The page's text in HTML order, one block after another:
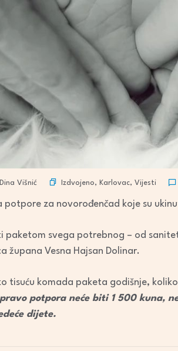
Dina Višnić Izdvojeno, Karlovac, Vijesti
potpore za novorođenčad koje su
paketom svega potrebnog – od
župana Vesna Hajsan Dolinar.
tisuću komada paketa godišnje,
potpora neće biti 1 500 kuna,
dijete.